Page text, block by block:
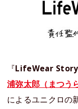
『LifeWear
浦弥太郎（まつう
によるユニクロの